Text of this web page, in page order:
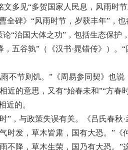
多见“多贺国家人民息，风雨时
全碑》“风雨时节，岁获丰年”，
“治国大体之功”，包括生态保护
五谷孰”（《汉书·晁错传》）。“
不节则饥。”《周易参同契》也说
近的意思，又有“始春未和”“方春
近的。
”，与政策失误有关。《吕氏春秋·
时发，草木皆肃，国有大恐。”《
不降，草木生荣，国乃有大恐。”